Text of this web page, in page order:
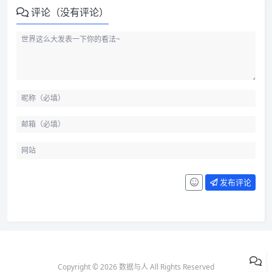
评论（没有评论）
发布评论
Copyright © 2026 数据与人 All Rights Reserved